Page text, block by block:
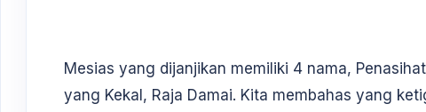
Mesias yang dijanjikan memiliki 4 nama,
yang Kekal, Raja Damai. Kita membahas yang